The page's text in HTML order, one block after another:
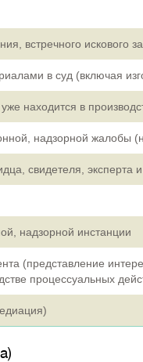
встречного искового
в суд (включая
находится в
надзорной жалобы
свидетеля, эксперта и
надзорной инстанции
(представление
процессуальных